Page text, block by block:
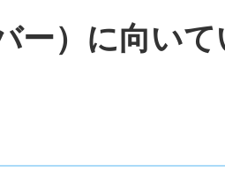
ー）に向いて